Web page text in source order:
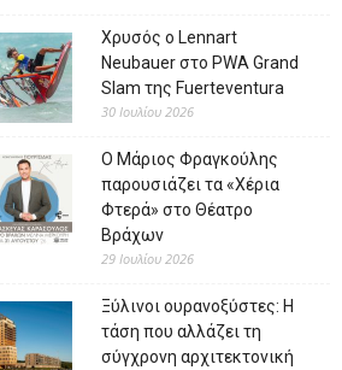
Χρυσός ο Lennart
Neubauer στο PWA Grand
Slam της Fuerteventura
30 Ιουλίου 2026
Ο Μάριος Φραγκούλης
παρουσιάζει τα «Χέρια
Φτερά» στο Θέατρο
Βράχων
29 Ιουλίου 2026
Ξύλινοι ουρανοξύστες: Η
τάση που αλλάζει τη
σύγχρονη αρχιτεκτονική